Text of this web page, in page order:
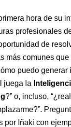
hora de su
profesionales
de
más comunes que
puedo generar
juega la
?” o, incluso,
por Iñaki con